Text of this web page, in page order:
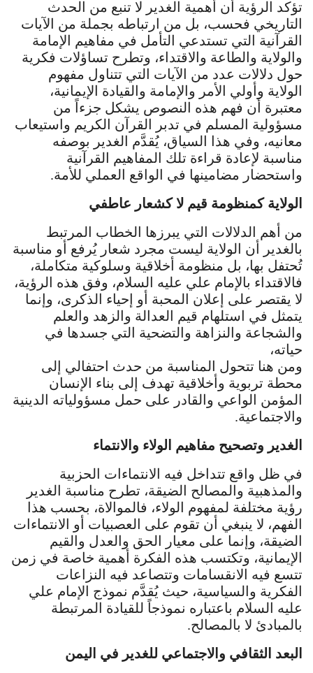
تؤكد الرؤية أن أهمية الغدير لا تنبع من الحدث
التاريخي فحسب، بل من ارتباطه بجملة من الآيات
القرآنية التي تستدعي التأمل في مفاهيم الإمامة
والولاية والطاعة والاقتداء، وتطرح تساؤلات فكرية
حول دلالات عدد من الآيات التي تتناول مفهوم
الولاية وأولي الأمر والإمامة والقيادة الإيمانية،
معتبرة أن فهم هذه النصوص يشكل جزءاً من
مسؤولية المسلم في تدبر القرآن الكريم واستيعاب
معانيه، وفي هذا السياق، يُقدَّم الغدير بوصفه
مناسبة لإعادة قراءة تلك المفاهيم القرآنية
واستحضار مضامينها في الواقع العملي للأمة.
الولاية كمنظومة قيم لا كشعار عاطفي
من أهم الدلالات التي يبرزها الخطاب المرتبط
بالغدير أن الولاية ليست مجرد شعار يُرفع أو مناسبة
تُحتفل بها، بل منظومة أخلاقية وسلوكية متكاملة،
فالاقتداء بالإمام علي عليه السلام، وفق هذه الرؤية،
لا يقتصر على إعلان المحبة أو إحياء الذكرى، وإنما
يتمثل في استلهام قيم العدالة والزهد والعلم
والشجاعة والنزاهة والتضحية التي جسدها في
حياته،
ومن هنا تتحول المناسبة من حدث احتفالي إلى
محطة تربوية وأخلاقية تهدف إلى بناء الإنسان
المؤمن الواعي والقادر على حمل مسؤولياته الدينية
والاجتماعية.
الغدير وتصحيح مفاهيم الولاء والانتماء
في ظل واقع تتداخل فيه الانتماءات الحزبية
والمذهبية والمصالح الضيقة، تطرح مناسبة الغدير
رؤية مختلفة لمفهوم الولاء، فالموالاة، بحسب هذا
الفهم، لا ينبغي أن تقوم على العصبيات أو الانتماءات
الضيقة، وإنما على معيار الحق والعدل والقيم
الإيمانية، وتكتسب هذه الفكرة أهمية خاصة في زمن
تتسع فيه الانقسامات وتتصاعد فيه النزاعات
الفكرية والسياسية، حيث يُقدَّم نموذج الإمام علي
عليه السلام باعتباره نموذجاً للقيادة المرتبطة
بالمبادئ لا بالمصالح.
البعد الثقافي والاجتماعي للغدير في اليمن